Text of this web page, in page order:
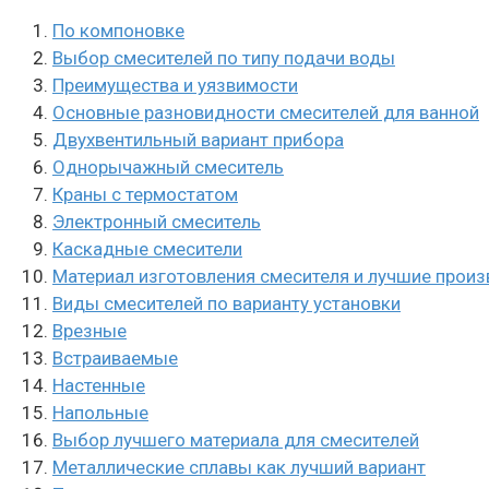
По компоновке
Выбор смесителей по типу подачи воды
Преимущества и уязвимости
Основные разновидности смесителей для ванной
Двухвентильный вариант прибора
Однорычажный смеситель
Краны с термостатом
Электронный смеситель
Каскадные смесители
Материал изготовления смесителя и лучшие
Виды смесителей по варианту установки
Врезные
Встраиваемые
Настенные
Напольные
Выбор лучшего материала для смесителей
Металлические сплавы как лучший вариант